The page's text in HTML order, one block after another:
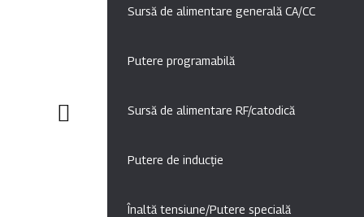
Sursă de alimentare generală CA/CC
Putere programabilă
Sursă de alimentare RF/catodică
Putere de inducție
Înaltă tensiune/Putere specială